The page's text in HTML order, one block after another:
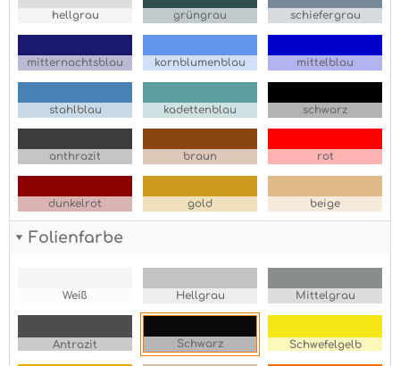
hellgrau grüngrau schiefergrau
mitternachtsblau kornblumenblau mittelblau
stahlblau kadettenblau schwarz
anthrazit braun rot
dunkelrot gold beige
Folienfarbe
Weiß Hellgrau Mittelgrau
Antrazit Schwarz Schwefelgelb